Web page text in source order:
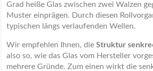
Grad heiße Glas zwischen zwei Walzen
Muster einprägen. Durch diesen
typischen längs verlaufenden Wellen.
Wir empfehlen Ihnen, die Struktur
also so, wie das Glas vom Hersteller
mehrere Gründe. Zum einen wirkt die